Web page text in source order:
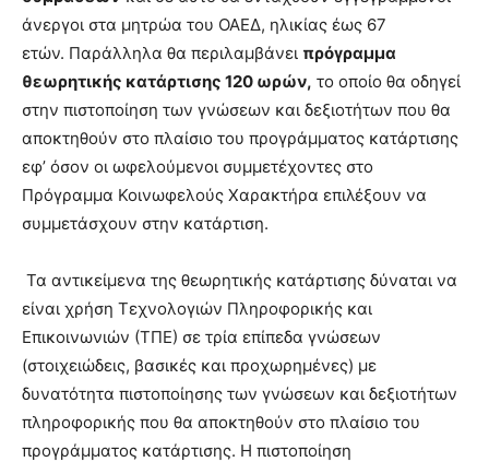
άνεργοι στα μητρώα του ΟΑΕΔ, ηλικίας έως 67
ετών. Παράλληλα θα περιλαμβάνει πρόγραμμα
θεωρητικής κατάρτισης 120 ωρών, το οποίο θα οδηγεί
στην πιστοποίηση των γνώσεων και δεξιοτήτων που θα
αποκτηθούν στο πλαίσιο του προγράμματος κατάρτισης
εφ’ όσον οι ωφελούμενοι συμμετέχοντες στο
Πρόγραμμα Κοινωφελούς Χαρακτήρα επιλέξουν να
συμμετάσχουν στην κατάρτιση.
Τα αντικείμενα της θεωρητικής κατάρτισης δύναται να
είναι χρήση Τεχνολογιών Πληροφορικής και
Επικοινωνιών (ΤΠΕ) σε τρία επίπεδα γνώσεων
(στοιχειώδεις, βασικές και προχωρημένες) με
δυνατότητα πιστοποίησης των γνώσεων και δεξιοτήτων
πληροφορικής που θα αποκτηθούν στο πλαίσιο του
προγράμματος κατάρτισης. Η πιστοποίηση